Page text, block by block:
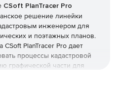
CSoft PlanTracer Pro
решение линейки
инженером для
и поэтажных планов.
PlanTracer Pro дает
процессы кадастровой
графической части для